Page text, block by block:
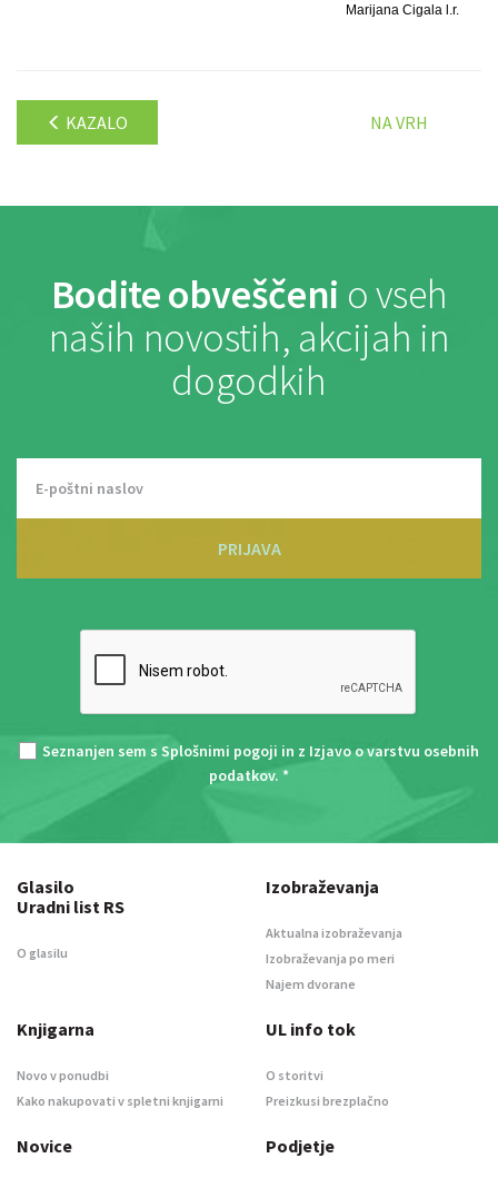
Marijana Cigala l.r.
KAZALO NA VRH
Bodite obveščeni o vseh
naših novostih, akcijah in
dogodkih
PRIJAVA
Seznanjen sem s Splošnimi pogoji in z Izjavo o varstvu osebnih
podatkov. *
Glasilo
Uradni list RS
O glasilu
Izobraževanja
Aktualna izobraževanja
Izobraževanja po meri
Najem dvorane
Knjigarna
Novo v ponudbi
Kako nakupovati v spletni knjigarni
UL info tok
O storitvi
Preizkusi brezplačno
Novice Podjetje